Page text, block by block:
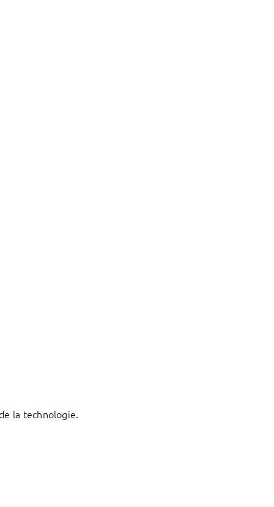
la technologie.